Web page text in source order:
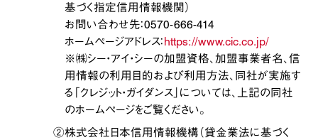
基づく指定信用情報機関）
お問い合わせ先：0570-666-414
ホームページアドレス： https://www.cic.co.jp/
※㈱シー・アイ・シーの加盟資格、加盟事業者名、信
用情報の利用目的および利用方法、同社が実施す
る「クレジット・ガイダンス」については、上記の同社
のホームページをご覧ください。
②株式会社日本信用情報機構（貸金業法に基づく